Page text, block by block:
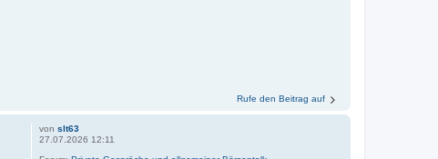
Rufe den Beitrag auf
vonslt63
27.07.2026 12:11